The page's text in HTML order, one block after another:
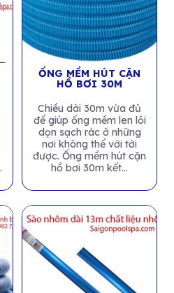
ỐNG MỀM HÚT CẶN
HỒ BƠI 30M
Chiều dài 30m vừa đủ
để giúp ống mềm len lỏi
dọn sạch rác ở những
nơi không thể với tới
được. Ống mềm hút cặn
hồ bơi 30m kết...